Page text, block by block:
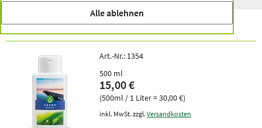
Abend-Ölbad
Art.-Nr.: 1354
500 ml
15,00 €
(500ml / 1 Liter = 30,00 €)
inkl. MwSt. zzgl. Versandkosten
Alle ablehnen